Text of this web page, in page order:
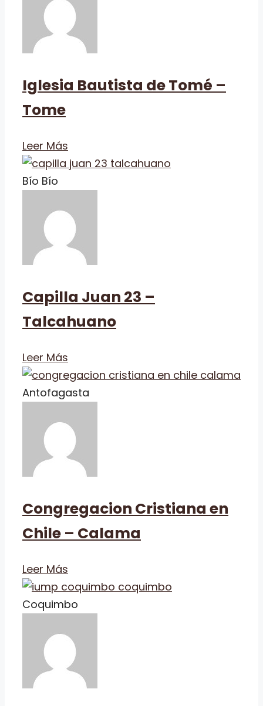
Iglesia Bautista de Tomé –
Tome
Leer Más
Bío Bío
Capilla Juan 23 –
Talcahuano
Leer Más
Antofagasta
Congregacion Cristiana en
Chile – Calama
Leer Más
Coquimbo